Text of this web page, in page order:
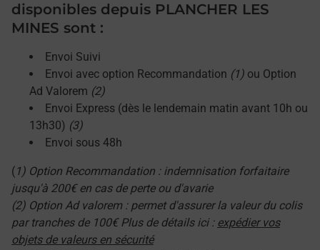
disponibles depuis PLANCHER LES
MINES sont :
Envoi Suivi
Envoi avec option Recommandation (1) ou Option
Ad Valorem (2)
Envoi Express (dès le lendemain matin avant 10h ou
13h30) (3)
Envoi sous 48h
( 1) Option Recommandation : indemnisation forfaitaire
jusqu'à 200€ en cas de perte ou d'avarie
(2) Option Ad valorem : permet d'assurer la valeur du colis
par tranches de 100€ Plus de détails ici : expédier vos
objets de valeurs en sécurité